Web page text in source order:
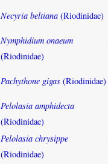
Necyria beltiana (Riodinidae)
Nymphidium onaeum
(Riodinidae)
Pachythone gigas (Riodinidae)
Pelolasia amphidecta
(Riodinidae)
Pelolasia chrysippe
(Riodinidae)